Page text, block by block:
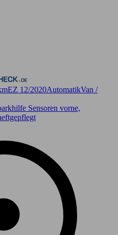
EZ 12/2020AutomatikVan /
Sensoren vorne,